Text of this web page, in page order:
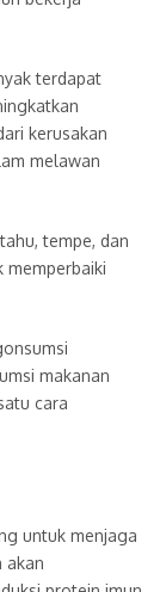
terdapat
kerusakan
melawan
tempe, dan
memperbaiki
makanan
cara
untuk menjaga
akan